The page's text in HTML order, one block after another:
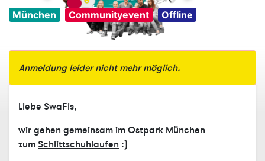
München Communityevent Offline
Anmeldung leider nicht mehr möglich.
Liebe SwaFis,
wir gehen gemeinsam im Ostpark München
zumSchlittschuhlaufen :)